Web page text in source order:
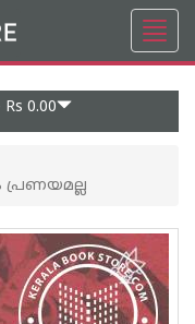
Rs 0.00
പ്രണയമല്ല